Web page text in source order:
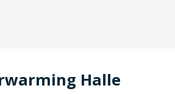
Halle